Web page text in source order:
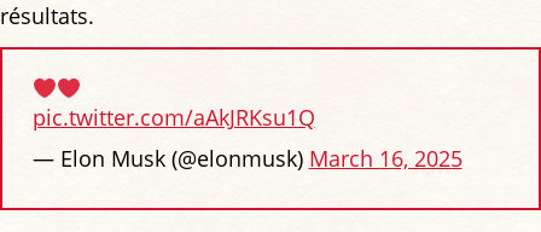
résultats.
pic.twitter.com/aAkJRKsu1Q
— Elon Musk (@elonmusk) March 16, 2025